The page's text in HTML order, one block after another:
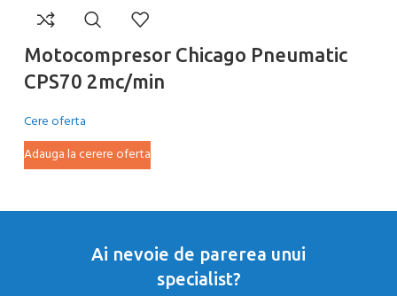
Motocompresor Chicago Pneumatic
CPS70 2mc/min
Cere oferta
Adauga la cerere oferta
Ai nevoie de parerea unui
specialist?